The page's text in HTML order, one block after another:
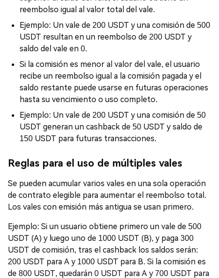
reembolso igual al valor total del vale.
Ejemplo: Un vale de 200 USDT y una comisión de 500
USDT resultan en un reembolso de 200 USDT y
saldo del vale en 0.
Si la comisión es menor al valor del vale, el usuario
recibe un reembolso igual a la comisión pagada y el
saldo restante puede usarse en futuras operaciones
hasta su vencimiento o uso completo.
Ejemplo: Un vale de 200 USDT y una comisión de 50
USDT generan un cashback de 50 USDT y saldo de
150 USDT para futuras transacciones.
Reglas para el uso de múltiples vales
Se pueden acumular varios vales en una sola operación
de contrato elegible para aumentar el reembolso total.
Los vales con emisión más antigua se usan primero.
Ejemplo: Si un usuario obtiene primero un vale de 500
USDT (A) y luego uno de 1000 USDT (B), y paga 300
USDT de comisión, tras el cashback los saldos serán:
200 USDT para A y 1000 USDT para B. Si la comisión es
de 800 USDT, quedarán 0 USDT para A y 700 USDT para